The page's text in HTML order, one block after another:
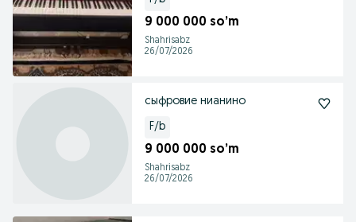
9 000 000 so’m
Shahrisabz
26/07/2026
сыфровие нианино
F/b
9 000 000 so’m
Shahrisabz
26/07/2026